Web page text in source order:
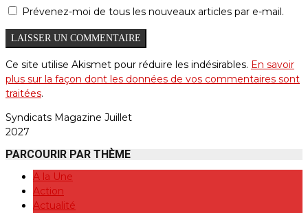
Prévenez-moi de tous les nouveaux articles par e-mail.
Ce site utilise Akismet pour réduire les indésirables. En savoir
plus sur la façon dont les données de vos commentaires sont
traitées.
Syndicats Magazine Juillet
2027
PARCOURIR PAR THÈME
A la Une
Action
Actualité